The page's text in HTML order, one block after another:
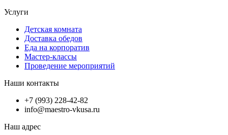
Услуги
Детская комната
Доставка обедов
Еда на корпоратив
Мастер-классы
Проведение мероприятий
Наши контакты
+7 (993) 228-42-82
info@maestro-vkusa.ru
Наш адрес